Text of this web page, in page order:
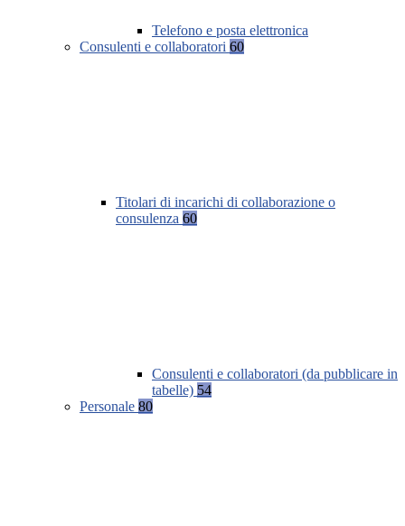
Telefono e posta elettronica
Consulenti e collaboratori 60
Titolari di incarichi di collaborazione o
consulenza 60
Consulenti e collaboratori (da pubblicare in
tabelle) 54
Personale 80